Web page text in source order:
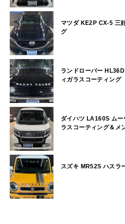
マツダ KE2P CX-5 三
グ
ランドローバー
ィガラスコーティング
ダイハツ LA160S ム
ラスコーティング＆メ
スズキ MR52S ハスラ